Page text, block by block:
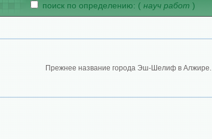
поиск по определению: ( науч работ )
Прежнее название города Эш-Шелиф в Алжире.